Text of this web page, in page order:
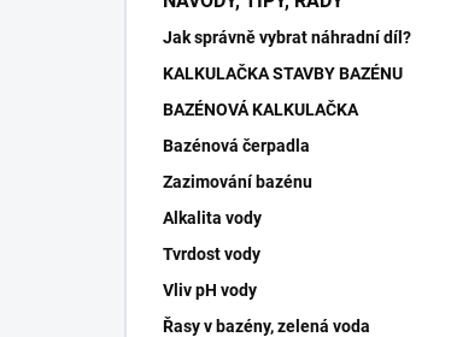
Jak správně vybrat náhradní díl?
KALKULAČKA STAVBY BAZÉNU
BAZÉNOVÁ KALKULAČKA
Bazénová čerpadla
Zazimování bazénu
Alkalita vody
Tvrdost vody
Vliv pH vody
Řasy v bazény, zelená voda